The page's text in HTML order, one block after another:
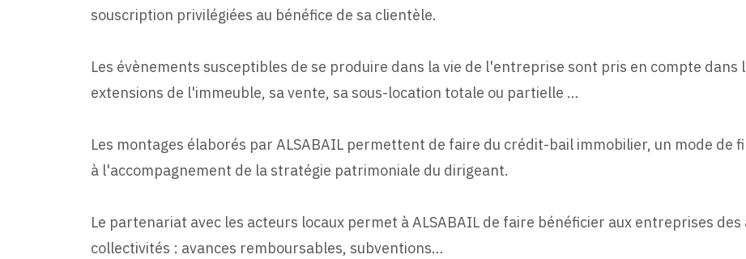
souscription privilégiées au bénéfice de sa clientèle.
Les évènements susceptibles de se produire dans la vie de l'entreprise sont pris en compte
extensions de l'immeuble, sa vente, sa sous-location totale ou partielle …
Les montages élaborés par ALSABAIL permettent de faire du crédit-bail immobilier, un mode
à l'accompagnement de la stratégie patrimoniale du dirigeant.
Le partenariat avec les acteurs locaux permet à ALSABAIL de faire bénéficier aux entreprises
collectivités : avances remboursables, subventions…